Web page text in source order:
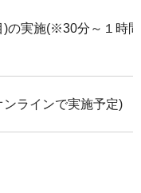
)の実施(※30分～１時
ラインで実施予定)